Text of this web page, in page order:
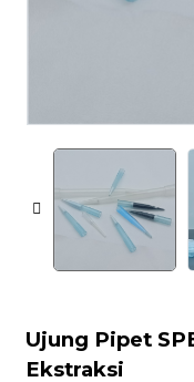
Ujung Pipet
Ekstraksi